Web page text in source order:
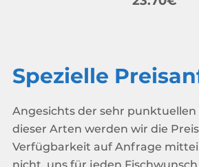
Spezielle
Angesichts der sehr
dieser Arten werden wir die
Verfügbarkeit auf Anfrage
nicht, uns für jeden